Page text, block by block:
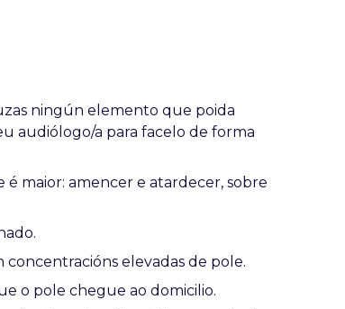
ningún elemento que poida
audiólogo/a para facelo de forma
é maior: amencer e atardecer, sobre
elevadas de pole.
o pole chegue ao domicilio.